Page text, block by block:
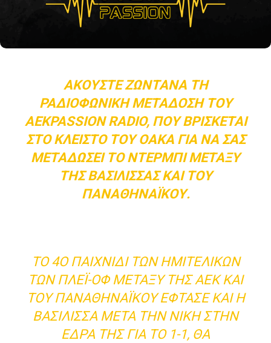
ΑΚΟΎΣΤΕ ΖΩΝΤΑΝΆ ΤΗ
ΡΑΔΙΟΦΩΝΙΚΉ ΜΕΤΆΔΟΣΗ ΤΟΥ
AEKPASSION RADIO, ΠΟΥ ΒΡΊΣΚΕΤΑΙ
ΣΤΟ ΚΛΕΙΣΤΌ ΤΟΥ ΟΑΚΑ ΓΙΑ ΝΑ ΣΑΣ
ΜΕΤΑΔΏΣΕΙ ΤΟ ΝΤΈΡΜΠΙ ΜΕΤΑΞΎ
ΤΗΣ ΒΑΣΊΛΙΣΣΑΣ ΚΑΙ ΤΟΥ
ΠΑΝΑΘΗΝΑΪΚΟΎ.
ΤΟ 4Ο ΠΑΙΧΝΊΔΙ ΤΩΝ ΗΜΙΤΕΛΙΚΏΝ
ΤΩΝ ΠΛΈΙ-ΟΦ ΜΕΤΑΞΎ ΤΗΣ ΑΕΚ ΚΑΙ
ΤΟΥ ΠΑΝΑΘΗΝΑΪΚΟΎ ΈΦΤΑΣΕ ΚΑΙ Η
ΒΑΣΊΛΙΣΣΑ ΜΕΤΆ ΤΗΝ ΝΊΚΗ ΣΤΗΝ
ΈΔΡΑ ΤΗΣ ΓΙΑ ΤΟ 1-1, ΘΑ